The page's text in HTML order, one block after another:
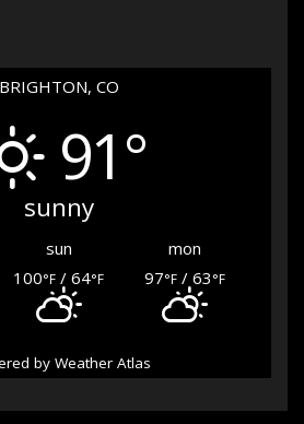
BRIGHTON, CO
91°
sunny
sun
mon
100°F / 64°F 97°F/ 63°F
by Weather Atlas